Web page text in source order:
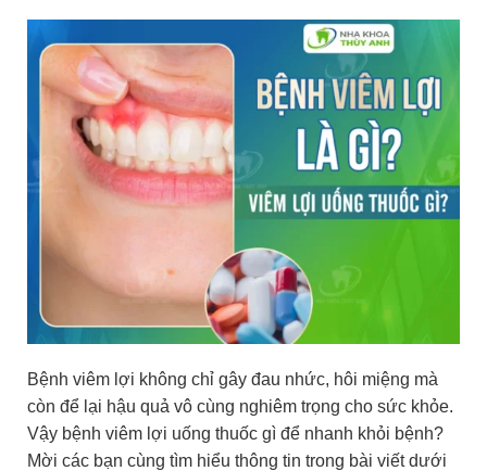
Bệnh viêm lợi không chỉ gây đau nhức, hôi miệng mà
còn để lại hậu quả vô cùng nghiêm trọng cho sức khỏe.
Vậy bệnh viêm lợi uống thuốc gì để nhanh khỏi bệnh?
Mời các bạn cùng tìm hiểu thông tin trong bài viết dưới